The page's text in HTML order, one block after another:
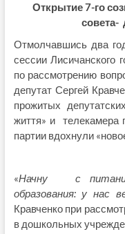
Открытие 7-го
совета-
Отмолчавшись два
сессии Лисичанского
по рассмотрению
депутат Сергей
прожитых
життя» и телекамера
партии вдохнули
«Начну с питания
образования: у нас
Кравченко при
в дошкольных